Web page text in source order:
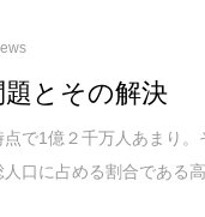
とその解決
で1億２千万人あまり。
口に占める割合である高